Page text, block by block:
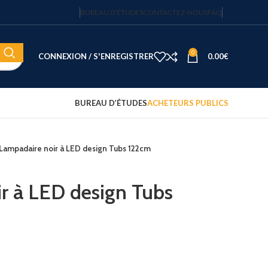
BUREAU D’ÉTUDESCONTACTEZ-NOUSFAQ
CONNEXION / S'ENREGISTRER 0 0.00€
Coffre-fort électronique hôtel
122.15 € HT
BUREAU D’ÉTUDESACHETEURS PUBLICS
Lampadaire noir à LED design Tubs 122cm
à LED design Tubs